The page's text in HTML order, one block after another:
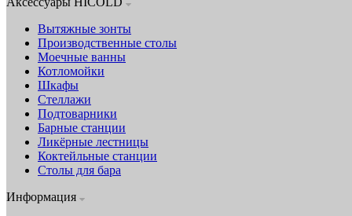
Вытяжные зонты
Производственные столы
Моечные ванны
Котломойки
Шкафы
Стеллажи
Подтоварники
Барные станции
Ликёрные лестницы
Коктейльные станции
Столы для бара
Информация